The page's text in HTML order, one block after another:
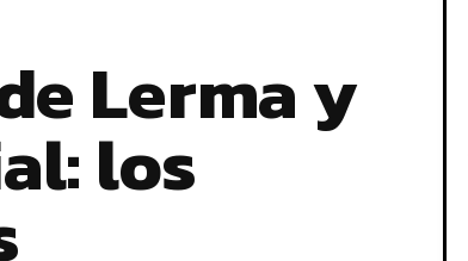
Lerma y
los